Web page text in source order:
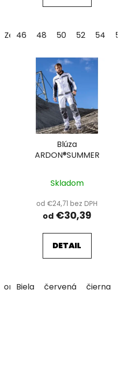
Zelená
46 48 50 52 54
oranžová/sivá
Blúza
ARDON®SUMMER
Skladom
od €24,71 bez DPH
od €30,39
DETAIL
Biela červená čierna